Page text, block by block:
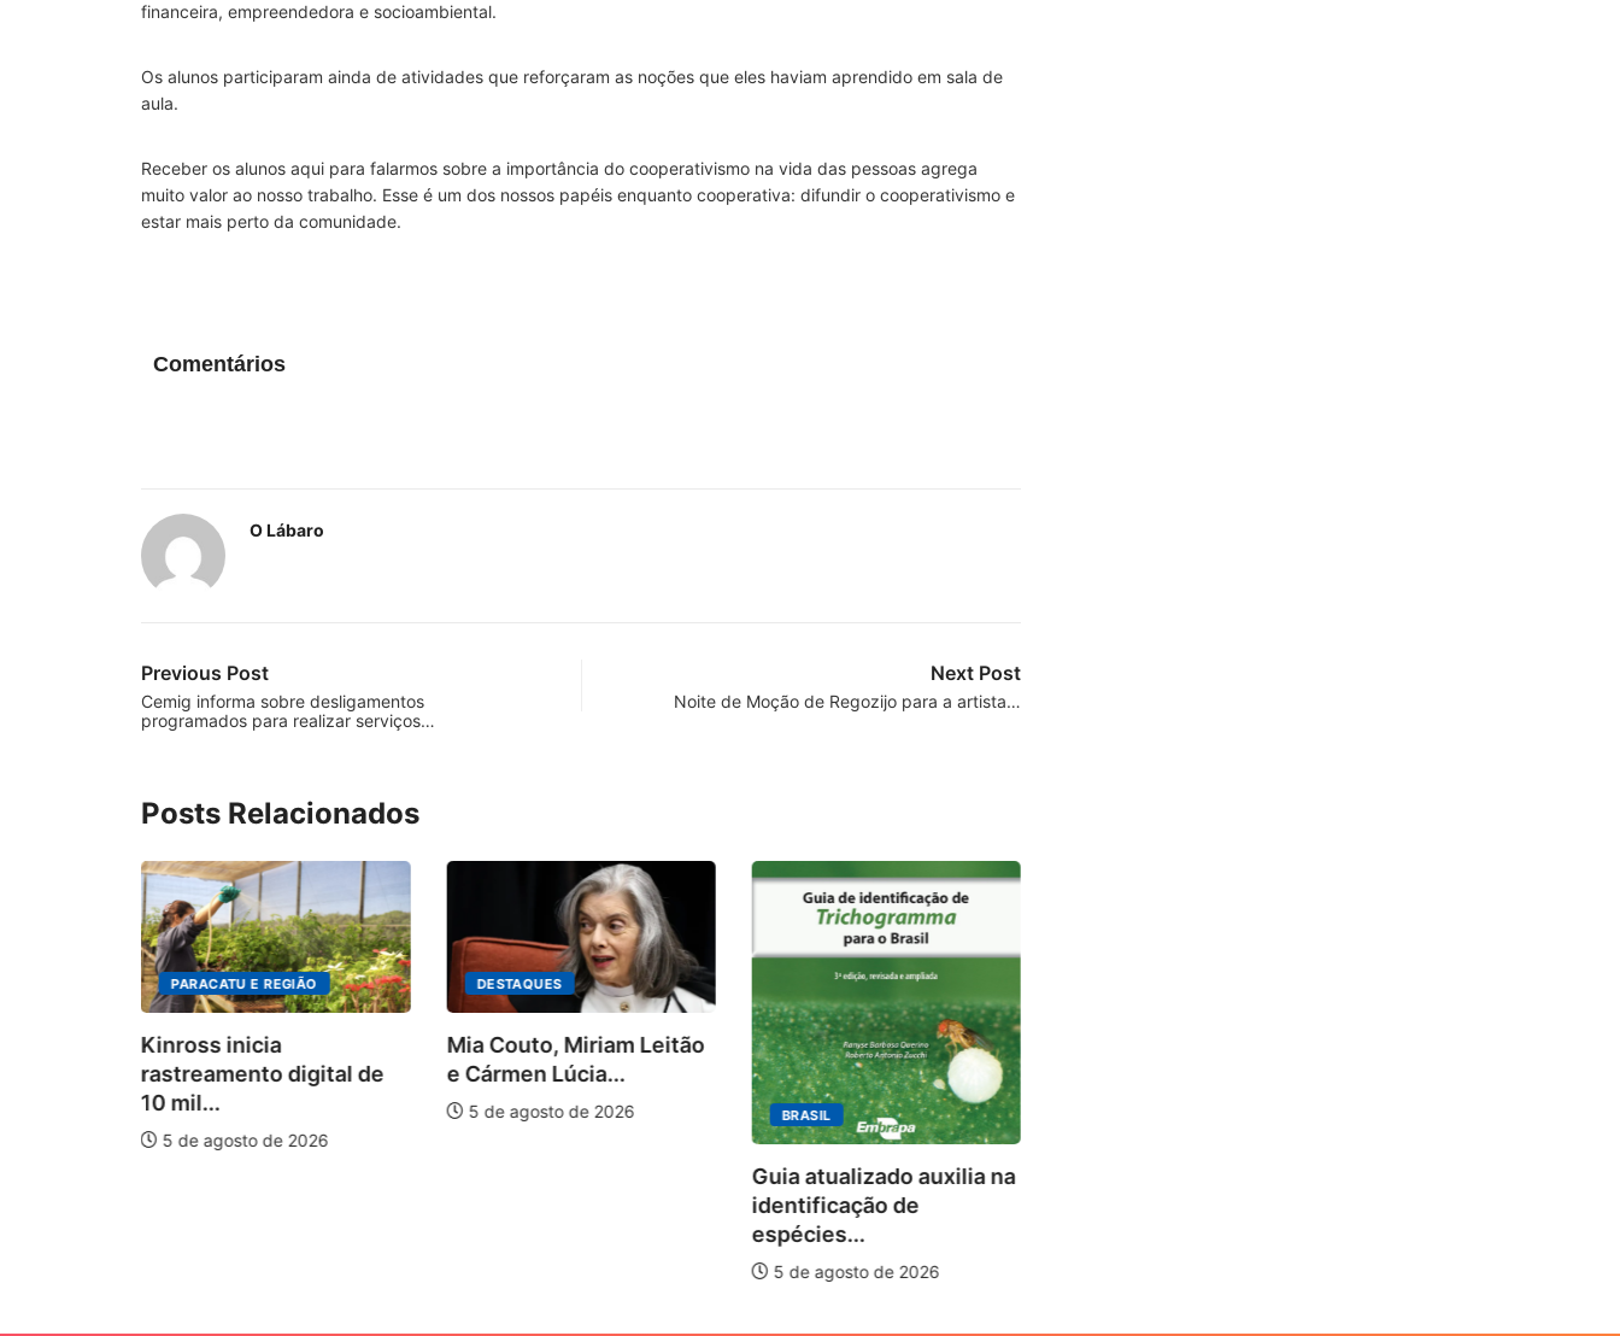
financeira, empreendedora e socioambiental.
Os alunos participaram ainda de atividades que reforçaram as noções que eles haviam aprendido em sala de
aula.
Receber os alunos aqui para falarmos sobre a importância do cooperativismo na vida das pessoas agrega
muito valor ao nosso trabalho. Esse é um dos nossos papéis enquanto cooperativa: difundir o cooperativismo e
estar mais perto da comunidade.
Comentários
O Lábaro
Previous Post
Cemig informa sobre desligamentos
programados para realizar serviços…
Next Post
Noite de Moção de Regozijo para a artista…
Posts Relacionados
PARACATU E REGIÃO
Kinross inicia
rastreamento digital de
10 mil...
5 de agosto de 2026
DESTAQUES
Mia Couto, Miriam Leitão
e Cármen Lúcia...
5 de agosto de 2026 BRASIL
Guia atualizado auxilia na
identificação de
espécies...
5 de agosto de 2026